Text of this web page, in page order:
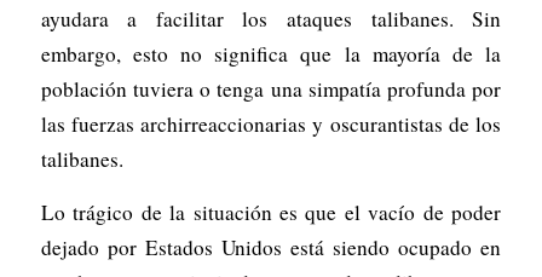
ayudara a facilitar los ataques talibanes. Sin
embargo, esto no significa que la mayoría de la
población tuviera o tenga una simpatía profunda por
las fuerzas archirreaccionarias y oscurantistas de los
talibanes.
Lo trágico de la situación es que el vacío de poder
dejado por Estados Unidos está siendo ocupado en